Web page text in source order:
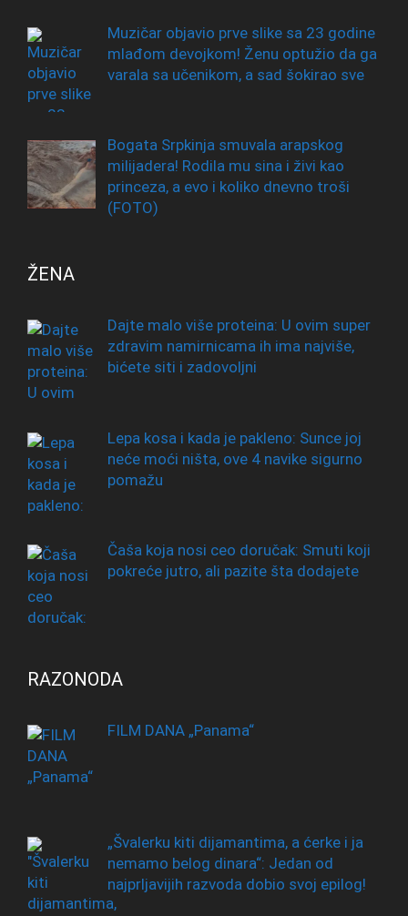
Muzičar objavio prve slike sa 23 godine
mlađom devojkom! Ženu optužio da ga
varala sa učenikom, a sad šokirao sve
Bogata Srpkinja smuvala arapskog
milijadera! Rodila mu sina i živi kao
princeza, a evo i koliko dnevno troši
(FOTO)
ŽENA
Dajte malo više proteina: U ovim super
zdravim namirnicama ih ima najviše,
bićete siti i zadovoljni
Lepa kosa i kada je pakleno: Sunce joj
neće moći ništa, ove 4 navike sigurno
pomažu
Čaša koja nosi ceo doručak: Smuti koji
pokreće jutro, ali pazite šta dodajete
RAZONODA
FILM DANA „Panama“
„Švalerku kiti dijamantima, a ćerke i ja
nemamo belog dinara“: Jedan od
najprljavijih razvoda dobio svoj epilog!